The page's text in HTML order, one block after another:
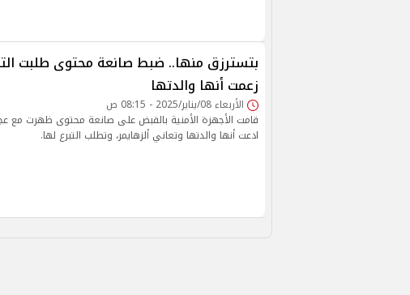
بتسترزق منها.. ضبط صانعة محتوى طلبت
زعمت أنها والدتها
الأربعاء 08/يناير/2025 - 08:15 ص
قامت الأجهزة الأمنية بالقبض على صانعة محتوى ظهرت مع
ادعت أنها والدتها وتعاني ألزهايمر، وتطلب التبرع لها.